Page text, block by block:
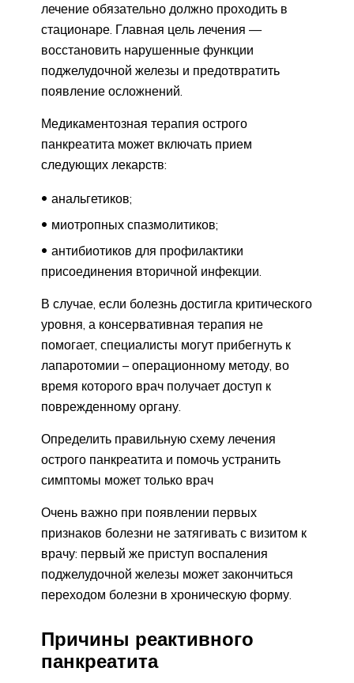
лечение обязательно должно проходить в
стационаре. Главная цель лечения —
восстановить нарушенные функции
поджелудочной железы и предотвратить
появление осложнений.
Медикаментозная терапия острого
панкреатита может включать прием
следующих лекарств:
анальгетиков;
миотропных спазмолитиков;
антибиотиков для профилактики
присоединения вторичной инфекции.
В случае, если болезнь достигла критического
уровня, а консервативная терапия не
помогает, специалисты могут прибегнуть к
лапаротомии – операционному методу, во
время которого врач получает доступ к
поврежденному органу.
Определить правильную схему лечения
острого панкреатита и помочь устранить
симптомы может только врач
Очень важно при появлении первых
признаков болезни не затягивать с визитом к
врачу: первый же приступ воспаления
поджелудочной железы может закончиться
переходом болезни в хроническую форму.
Причины реактивного
панкреатита